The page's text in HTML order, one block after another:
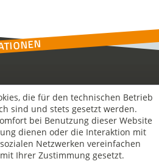
die für den technischen Betrieb
sind und stets gesetzt werden.
bei Benutzung dieser Website
dienen oder die Interaktion mit
Netzwerken vereinfachen
Ihrer Zustimmung gesetzt.